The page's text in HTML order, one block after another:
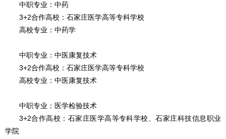
中职专业：中药
3+2合作高校：石家庄医学高等专科学校
高校专业：中药学
中职专业：中医康复技术
3+2合作高校：石家庄医学高等专科学校
高校专业：中医康复技术
中职专业：医学检验技术
3+2合作高校：石家庄医学高等专科学校、石家庄科技信息职业
学院